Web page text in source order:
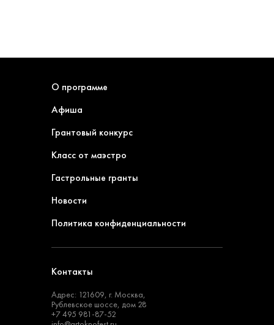
О программе
Афиша
Грантовый конкурс
Класс от маэстро
Гастрольные гранты
Новости
Политика конфиденциальности
Контакты
Адрес: 121609, г. Москва,
Рублевское шоссе, дом 28
+7 495 981-87-52